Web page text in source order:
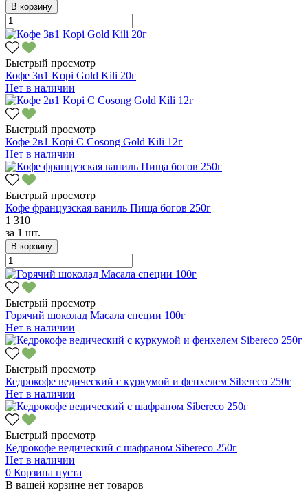
В корзину
Быстрый просмотр
Кофе 3в1 Kopi Gold Kili 20г
Нет в наличии
Быстрый просмотр
Кофе 2в1 Kopi C Cosong Gold Kili 12г
Нет в наличии
Быстрый просмотр
Кофе французская ваниль Пища богов 250г
1 310
за 1 шт.
В корзину
Быстрый просмотр
Горячий шоколад Масала специи 100г
Нет в наличии
Быстрый просмотр
Кедрокофе ведический с куркумой и фенхелем Sibereco 250г
Нет в наличии
Быстрый просмотр
Кедрокофе ведический с шафраном Sibereco 250г
Нет в наличии
0 Корзина пуста
В вашей корзине нет товаров